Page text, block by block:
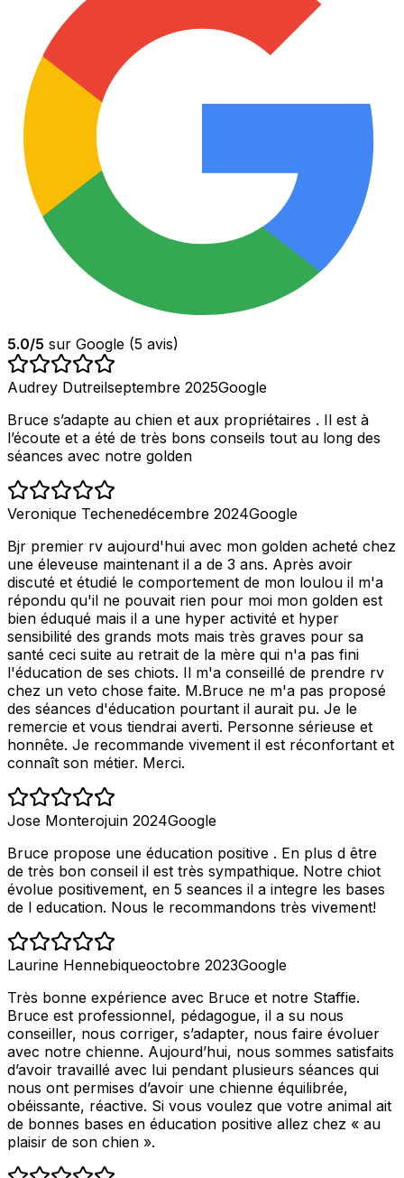
5.0/5 sur Google (5 avis)
Audrey Dutreilseptembre 2025Google
Bruce s’adapte au chien et aux propriétaires . Il est à
l’écoute et a été de très bons conseils tout au long des
séances avec notre golden
Veronique Techenedécembre 2024Google
Bjr premier rv aujourd'hui avec mon golden acheté chez
une éleveuse maintenant il a de 3 ans. Après avoir
discuté et étudié le comportement de mon loulou il m'a
répondu qu'il ne pouvait rien pour moi mon golden est
bien éduqué mais il a une hyper activité et hyper
sensibilité des grands mots mais très graves pour sa
santé ceci suite au retrait de la mère qui n'a pas fini
l'éducation de ses chiots. Il m'a conseillé de prendre rv
chez un veto chose faite. M.Bruce ne m'a pas proposé
des séances d'éducation pourtant il aurait pu. Je le
remercie et vous tiendrai averti. Personne sérieuse et
honnête. Je recommande vivement il est réconfortant et
connaît son métier. Merci.
Jose Monterojuin 2024Google
Bruce propose une éducation positive . En plus d être
de très bon conseil il est très sympathique. Notre chiot
évolue positivement, en 5 seances il a integre les bases
de l education. Nous le recommandons très vivement!
Laurine Hennebiqueoctobre 2023Google
Très bonne expérience avec Bruce et notre Staffie.
Bruce est professionnel, pédagogue, il a su nous
conseiller, nous corriger, s’adapter, nous faire évoluer
avec notre chienne. Aujourd’hui, nous sommes satisfaits
d’avoir travaillé avec lui pendant plusieurs séances qui
nous ont permises d’avoir une chienne équilibrée,
obéissante, réactive. Si vous voulez que votre animal ait
de bonnes bases en éducation positive allez chez « au
plaisir de son chien ».